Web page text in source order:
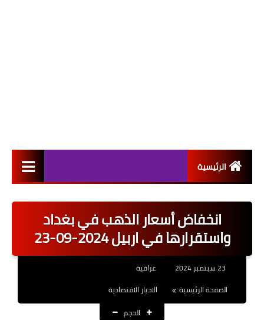
الرئيسية
اخبار القطاع العام
اخبار القطاع الخاص
العقود والاجور اليومية
انخفاض أسعار الذهب في بغداد
واستقرارها في اربيل 2024-09-23
عراقية
الصفحة الرئيسية
الاخبار الاقتصادية
الحجم